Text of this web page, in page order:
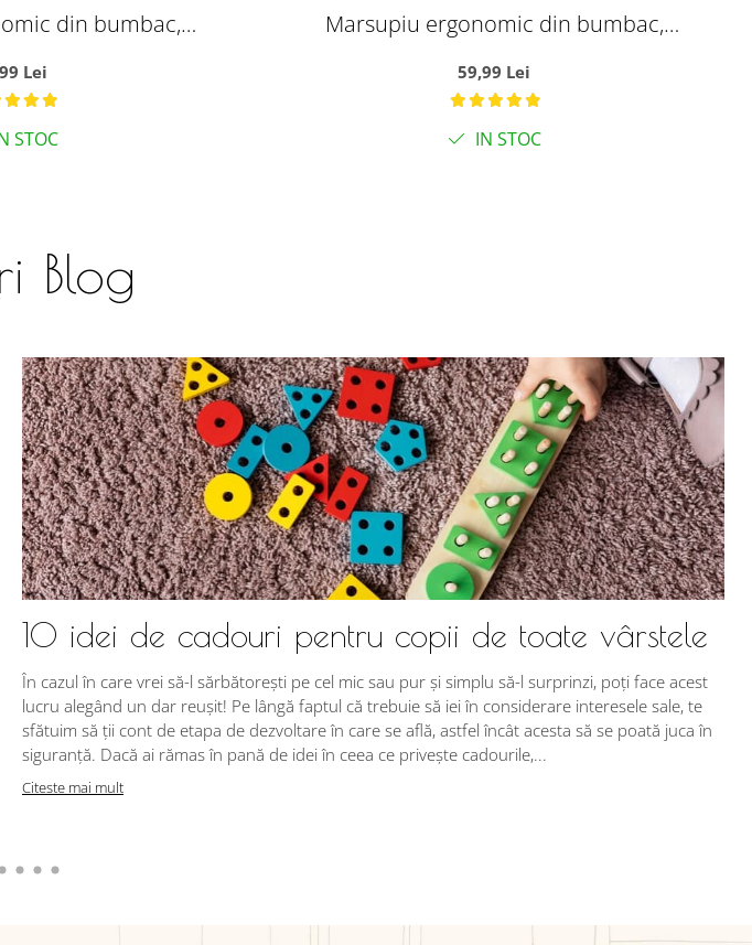
din bumbac,
Lei
STOC
Marsupiu ergonomic din bumbac,
bleumarin
59,99 Lei
IN STOC
Blog
10 idei de cadouri pentru copii de toate vârstele
În cazul în care vrei să-l sărbătorești pe cel mic sau pur și simplu să-l surprinzi, poți face acest
lucru alegând un dar reușit! Pe lângă faptul că trebuie să iei în considerare interesele sale, te
sfătuim să ții cont de etapa de dezvoltare în care se află, astfel încât acesta să se poată juca în
siguranță. Dacă ai rămas în pană de idei în ceea ce privește cadourile,...
Citeste mai mult